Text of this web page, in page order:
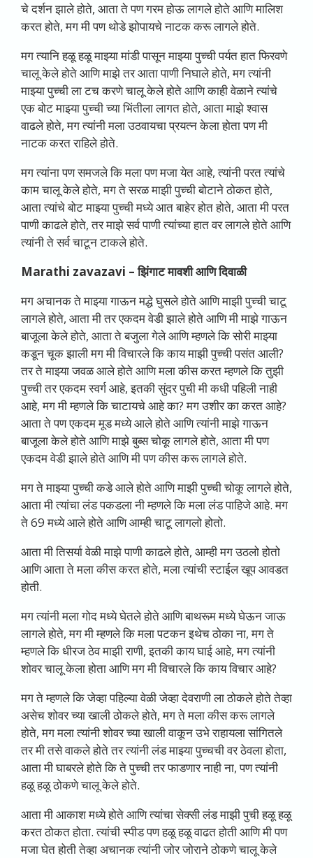
चे दर्शन झाले होते, आता ते पण गरम होऊ लागले होते आणि मालिश
करत होते, मग मी पण थोडे झोपायचे नाटक करू लागले होते.
मग त्यानि हळू हळू माझ्या मांडी पासून माझ्या पुच्ची पर्यत हात फिरवणे
चालू केले होते आणि माझे तर आता पाणी निघाले होते, मग त्यांनी
माझ्या पुच्ची ला टच करणे चालू केले होते आणि काही वेळाने त्यांचे
एक बोट माझ्या पुच्ची च्या भिंतीला लागत होते, आता माझे श्वास
वाढले होते, मग त्यांनी मला उठवायचा प्रयत्न केला होता पण मी
नाटक करत राहिले होते.
मग त्यांना पण समजले कि मला पण मजा येत आहे, त्यांनी परत त्यांचे
काम चालू केले होते, मग ते सरळ माझी पुच्ची बोटाने ठोकत होते,
आता त्यांचे बोट माझ्या पुच्ची मध्ये आत बाहेर होत होते, आता मी परत
पाणी काढले होते, तर माझे सर्व पाणी त्यांच्या हात वर लागले होते आणि
त्यांनी ते सर्व चाटून टाकले होते.
Marathi zavazavi –झिंगाट मावशी आणि दिवाळी
मग अचानक ते माझ्या गाऊन मद्धे घुसले होते आणि माझी पुच्ची चाटू
लागले होते, आता मी तर एकदम वेडी झाले होते आणि मी माझे गाऊन
बाजूला केले होते, आता ते बजुला गेले आणि म्हणले कि सोरी माझ्या
कडून चूक झाली मग मी विचारले कि काय माझी पुच्ची पसंत आली?
तर ते माझ्या जवळ आले होते आणि मला कीस करत म्हणले कि तुझी
पुच्ची तर एकदम स्वर्ग आहे, इतकी सुंदर पुची मी कधी पहिली नाही
आहे, मग मी म्हणले कि चाटायचे आहे का? मग उशीर का करत आहे?
आता ते पण एकदम मूड मध्ये आले होते आणि त्यांनी माझे गाऊन
बाजूला केले होते आणि माझे बुब्स चोकू लागले होते, आता मी पण
एकदम वेडी झाले होते आणि मी पण कीस करू लागले होते.
मग ते माझ्या पुच्ची कडे आले होते आणि माझी पुच्ची चोकू लागले होते,
आता मी त्यांचा लंड पकडला नी म्हणले कि मला लंड पाहिजे आहे. मग
ते 69 मध्ये आले होते आणि आम्ही चाटू लागलो होतो.
आता मी तिसर्या वेळी माझे पाणी काढले होते, आम्ही मग उठलो होतो
आणि आता ते मला कीस करत होते, मला त्यांची स्टाईल खूप आवडत
होती.
मग त्यांनी मला गोद मध्ये घेतले होते आणि बाथरूम मध्ये घेऊन जाऊ
लागले होते, मग मी म्हणले कि मला पटकन इथेच ठोका ना, मग ते
म्हणले कि धीरज ठेव माझी राणी, इतकी काय घाई आहे, मग त्यांनी
शोवर चालू केला होता आणि मग मी विचारले कि काय विचार आहे?
मग ते म्हणले कि जेव्हा पहिल्या वेळी जेव्हा देवराणी ला ठोकले होते तेव्हा
असेच शोवर च्या खाली ठोकले होते, मग ते मला कीस करू लागले
होते, मग मला त्यांनी शोवर च्या खाली वाकून उभे राहायला सांगितले
तर मी तसे वाकले होते तर त्यांनी लंड माझ्या पुच्चची वर ठेवला होता,
आता मी घाबरले होते कि ते पुच्ची तर फाडणार नाही ना, पण त्यांनी
हळू हळू ठोकणे चालू केले होते.
आता मी आकाश मध्ये होते आणि त्यांचा सेक्सी लंड माझी पुची हळू हळू
करत ठोकत होता. त्यांची स्पीड पण हळू हळू वाढत होती आणि मी पण
मजा घेत होती तेव्हा अचानक त्यांनी जोर जोराने ठोकणे चालू केले